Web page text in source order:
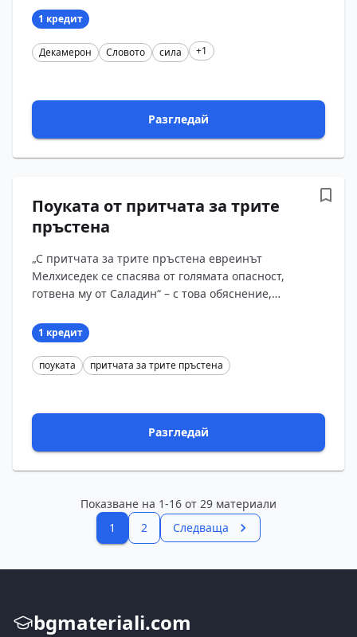
ценител е на творчеств...
1 кредит
Декамерон Словото сила +1
Разгледай
Поуката от притчата за трите
пръстена
„С притчата за трите пръстена евреинът
Мелхиседек се спасява от голямата опасност,
готвена му от Саладин“ – с това обяснение,
започва третат?...
1 кредит
поуката притчата за трите пръстена
Разгледай
Показване на 1-16 от 29 материали
1
2 Следваща
bgmateriali.com